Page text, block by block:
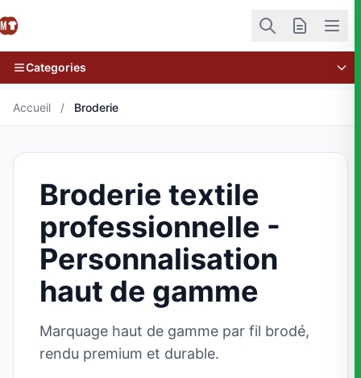
Categories
Accueil / Broderie
Broderie textile
professionnelle -
Personnalisation
haut de gamme
Marquage haut de gamme par fil brodé,
rendu premium et durable.